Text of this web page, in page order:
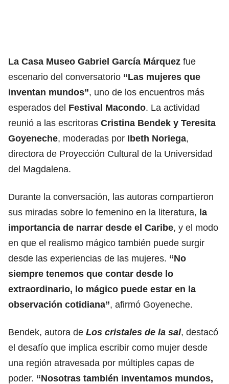
La Casa Museo Gabriel García Márquez fue
escenario del conversatorio “Las mujeres que
inventan mundos”, uno de los encuentros más
esperados del Festival Macondo. La actividad
reunió a las escritoras Cristina Bendek y Teresita
Goyeneche, moderadas por Ibeth Noriega,
directora de Proyección Cultural de la Universidad
del Magdalena.
Durante la conversación, las autoras compartieron
sus miradas sobre lo femenino en la literatura, la
importancia de narrar desde el Caribe, y el modo
en que el realismo mágico también puede surgir
desde las experiencias de las mujeres. “No
siempre tenemos que contar desde lo
extraordinario, lo mágico puede estar en la
observación cotidiana”, afirmó Goyeneche.
Bendek, autora de Los cristales de la sal, destacó
el desafío que implica escribir como mujer desde
una región atravesada por múltiples capas de
poder. “Nosotras también inventamos mundos,